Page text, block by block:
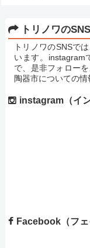
トリノワの
トリノワのSNSで
います。instagram
で、是非フォロー
陶器市についての情
instagram（イ
Facebook（フェ